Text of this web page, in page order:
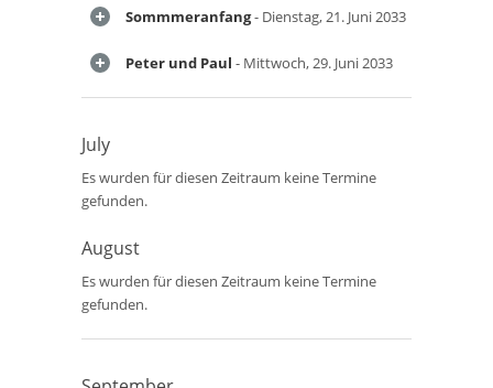
Sommmeranfang- Dienstag, 21. Juni 2033
Peter und Paul - Mittwoch, 29. Juni 2033
July
Es wurden für diesen Zeitraum keine Termine
gefunden.
August
Es wurden für diesen Zeitraum keine Termine
gefunden.